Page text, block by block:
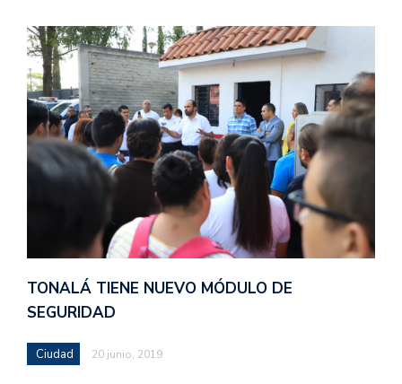
TONALÁ TIENE NUEVO MÓDULO DE
SEGURIDAD
Ciudad 20 junio, 2019